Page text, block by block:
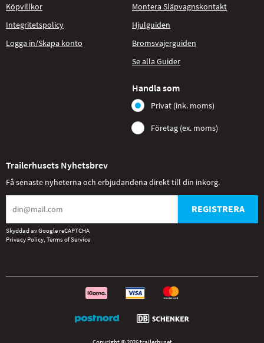
Köpvillkor
Integritetspolicy
Logga in/Skapa konto
Montera Släpvagnskontakt
Hjulguiden
Bromsvajerguiden
Se alla Guider
Handla som
Privat (ink. moms)
Företag (ex. moms)
Trailerhusets Nyhetsbrev
Få senaste nyheterna och erbjudandena direkt till din inkorg.
REGISTRERA
Skyddad av Google reCAPTCHA
Privacy Policy Terms of Service